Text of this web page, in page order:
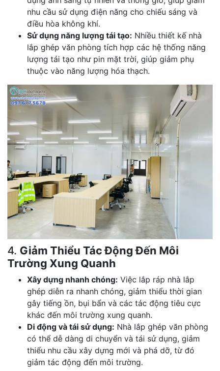
nhu cầu sử dụng điện năng cho chiếu sáng và
điều hòa không khí.
Sử dụng năng lượng tái tạo: Nhiều thiết kế nhà
lắp ghép văn phòng tích hợp các hệ thống năng
lượng tái tạo như pin mặt trời, giúp giảm phụ
thuộc vào năng lượng hóa thạch.
4. Giảm Thiểu Tác Động Đến Môi
Trường Xung Quanh
Xây dựng nhanh chóng: Việc lắp ráp nhà lắp
ghép diễn ra nhanh chóng, giảm thiểu thời gian
gây tiếng ồn, bụi bẩn và các tác động tiêu cực
khác đến môi trường xung quanh.
Di động và tái sử dụng: Nhà lắp ghép văn phòng
có thể dễ dàng di chuyển và tái sử dụng, giảm
thiểu nhu cầu xây dựng mới và phá dỡ, từ đó
giảm tác động đến môi trường.